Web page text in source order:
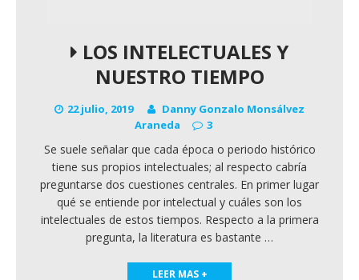
LOS INTELECTUALES Y
NUESTRO TIEMPO
22 julio, 2019
Danny Gonzalo Monsálvez
Araneda
3
Se suele señalar que cada época o periodo histórico
tiene sus propios intelectuales; al respecto cabría
preguntarse dos cuestiones centrales. En primer lugar
qué se entiende por intelectual y cuáles son los
intelectuales de estos tiempos. Respecto a la primera
pregunta, la literatura es bastante …
LEER MAS +